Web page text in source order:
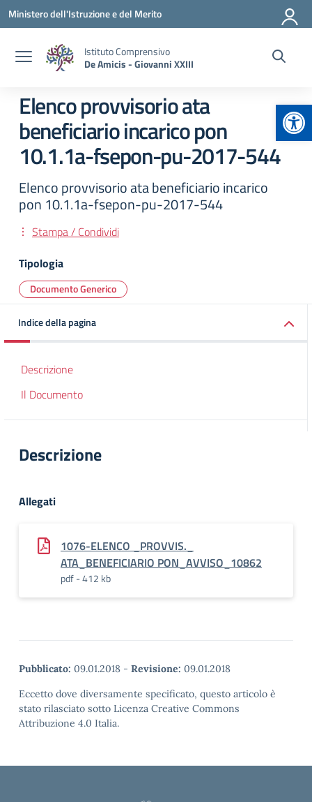
Vai ai contenuti
Vai al menu di navigazione
Vai al footer
Ministero dell'Istruzione e del Merito
Istituto Comprensivo
De Amicis - Giovanni XXIII
Elenco provvisorio ata
beneficiario incarico pon
10.1.1a-fsepon-pu-2017-544
Elenco provvisorio ata beneficiario incarico
pon 10.1.1a-fsepon-pu-2017-544
Stampa / Condividi
Tipologia
Documento Generico
Indice della pagina
Descrizione
Il Documento
Descrizione
Allegati
1076-ELENCO _PROVVIS._
ATA_BENEFICIARIO PON_AVVISO_10862
pdf - 412 kb
Pubblicato: 09.01.2018 - Revisione: 09.01.2018
Eccetto dove diversamente specificato, questo articolo è
stato rilasciato sotto Licenza Creative Commons
Attribuzione 4.0 Italia.